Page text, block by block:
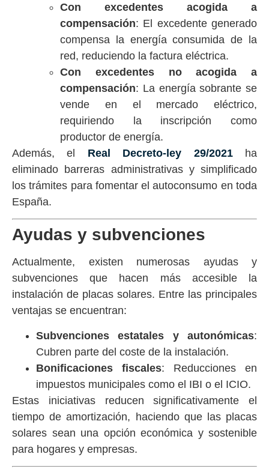
Con excedentes acogida a
compensación: El excedente generado
compensa la energía consumida de la
red, reduciendo la factura eléctrica.
Con excedentes no acogida a
compensación: La energía sobrante se
vende en el mercado eléctrico,
requiriendo la inscripción como
productor de energía.
Además, el Real Decreto-ley 29/2021ha
eliminado barreras administrativas y simplificado
los trámites para fomentar el autoconsumo en toda
España.
Ayudas y subvenciones
Actualmente, existen numerosas ayudas y
subvenciones que hacen más accesible la
instalación de placas solares. Entre las principales
ventajas se encuentran:
Subvenciones estatales y autonómicas:
Cubren parte del coste de la instalación.
Bonificaciones fiscales: Reducciones en
impuestos municipales como el IBI o el ICIO.
Estas iniciativas reducen significativamente el
tiempo de amortización, haciendo que las placas
solares sean una opción económica y sostenible
para hogares y empresas.